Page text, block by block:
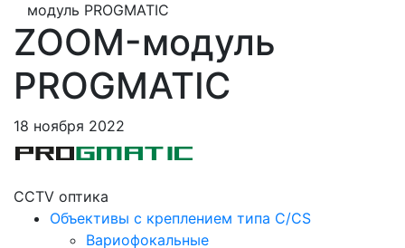
модуль PROGMATIC
ZOOM-модуль
PROGMATIC
18 ноября 2022
CCTV оптика
Объективы с креплением типа C/CS
Вариофокальные